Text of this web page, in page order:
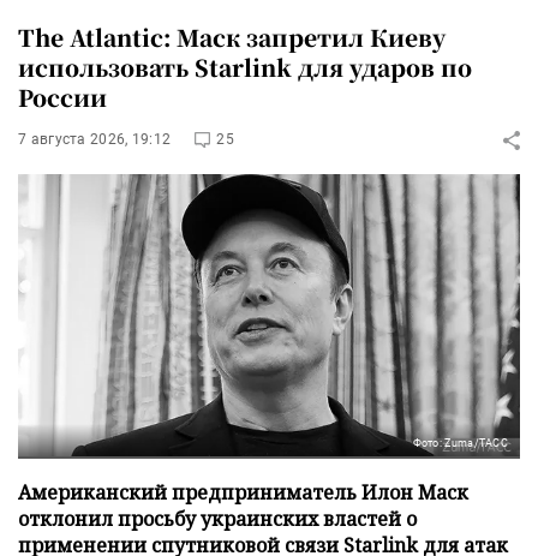
The Atlantic: Маск запретил Киеву
использовать Starlink для ударов по
России
7 августа 2026, 19:12 25
Фото: Zuma/ТАСС
Американский предприниматель Илон Маск
отклонил просьбу украинских властей о
применении спутниковой связи Starlink для атак